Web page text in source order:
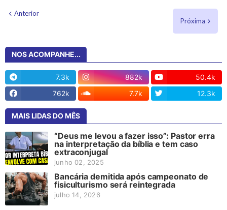
Anterior
Próxima
NOS ACOMPANHE...
7.3k 882k
50.4k
762k
7.7k 12.3k
MAIS LIDAS DO MÊS
“Deus me levou a fazer isso”: Pastor erra
na interpretação da bíblia e tem caso
extraconjugal
junho 02, 2025
Bancária demitida após campeonato de
fisiculturismo será reintegrada
julho 14, 2026